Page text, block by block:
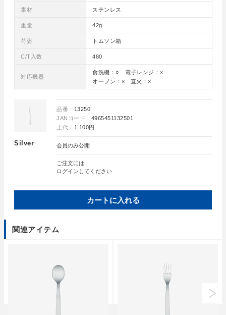
素材 ステンレス
重量 42g
荷姿 トムソン箱
C/T入数 480
対応機器
食洗機：○ 電子レンジ：×
オーブン：× 直火：×
Silver
品番： 13250
JANコード： 4965451132501
上代： 1,100円
会員のみ公開
ご注文には
ログイン してください
カートに入れる
関連アイテム